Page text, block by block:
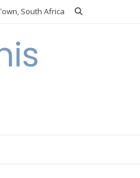
South Africa